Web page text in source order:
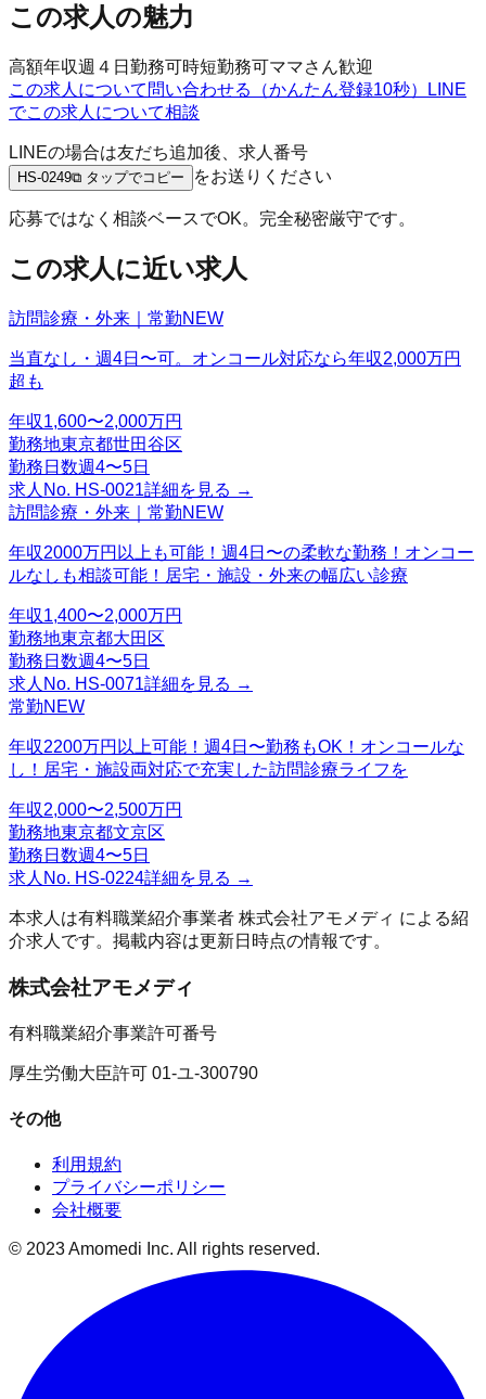
この求人の魅力
高額年収週４日勤務可時短勤務可ママさん歓迎
この求人について問い合わせる（かんたん登録10秒）
LINE
でこの求人について相談
LINEの場合は友だち追加後、求人番号
HS-0249⧉ タップでコピー をお送りください
応募ではなく相談ベースでOK。完全秘密厳守です。
この求人に近い求人
訪問診療・外来｜常勤NEW
当直なし・週4日〜可。オンコール対応なら年収2,000万円
超も
年収1,600〜2,000万円
勤務地東京都世田谷区
勤務日数週4〜5日
求人No. HS-0021詳細を見る →
訪問診療・外来｜常勤NEW
年収2000万円以上も可能！週4日〜の柔軟な勤務！オンコー
ルなしも相談可能！居宅・施設・外来の幅広い診療
年収1,400〜2,000万円
勤務地東京都大田区
勤務日数週4〜5日
求人No. HS-0071詳細を見る →
常勤NEW
年収2200万円以上可能！週4日〜勤務もOK！オンコールな
し！居宅・施設両対応で充実した訪問診療ライフを
年収2,000〜2,500万円
勤務地東京都文京区
勤務日数週4〜5日
求人No. HS-0224詳細を見る →
本求人は有料職業紹介事業者 株式会社アモメディ による紹
介求人です。掲載内容は更新日時点の情報です。
株式会社アモメディ
有料職業紹介事業許可番号
厚生労働大臣許可 01-ユ-300790
その他
利用規約
プライバシーポリシー
会社概要
© 2023 Amomedi Inc. All rights reserved.